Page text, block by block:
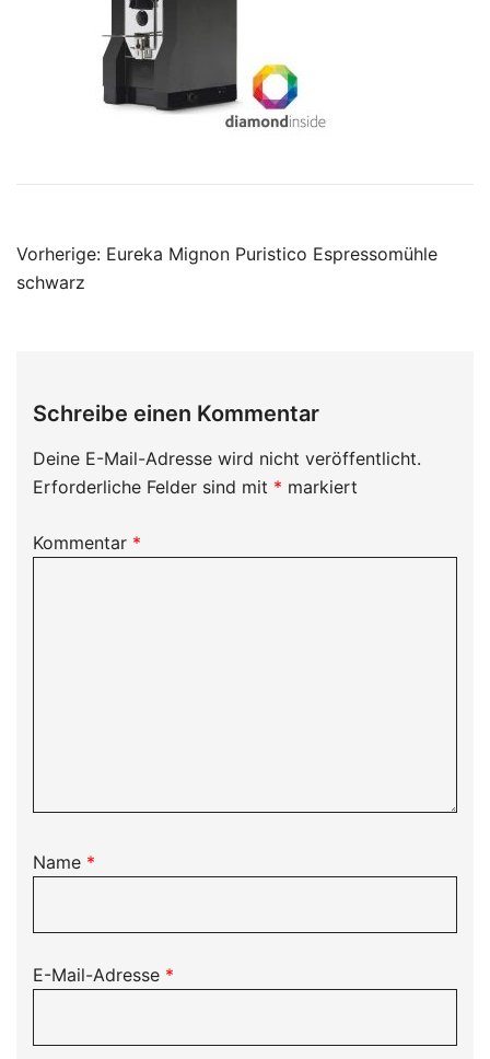
Beitragsnavigation
Vorherige: Eureka Mignon Puristico Espressomühle
schwarz
Schreibe einen Kommentar
Deine E-Mail-Adresse wird nicht veröffentlicht.
Erforderliche Felder sind mit * markiert
Kommentar *
Name *
E-Mail-Adresse *